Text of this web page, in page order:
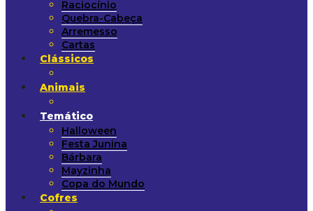
Raciocínio
Quebra-Cabeça
Arremesso
Cartas
Clássicos
Animais
Temático
Halloween
Festa Junina
Bárbara
Mayzinha
Copa do Mundo
Cofres